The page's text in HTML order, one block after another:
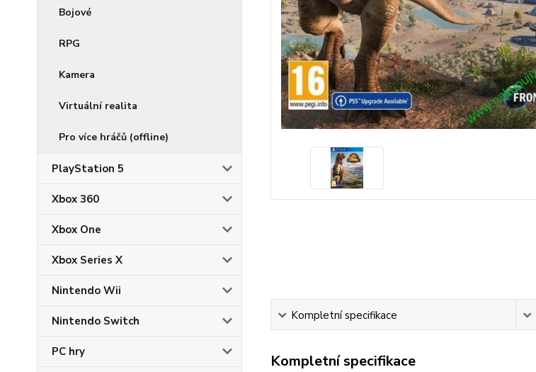
Bojové
RPG
Kamera
Virtuální realita
Pro více hráčů (offline)
PlayStation 5
Xbox 360
Xbox One
Xbox Series X
Nintendo Wii
Nintendo Switch
PC hry
Kompletní specifikace
Kompletní specifikace